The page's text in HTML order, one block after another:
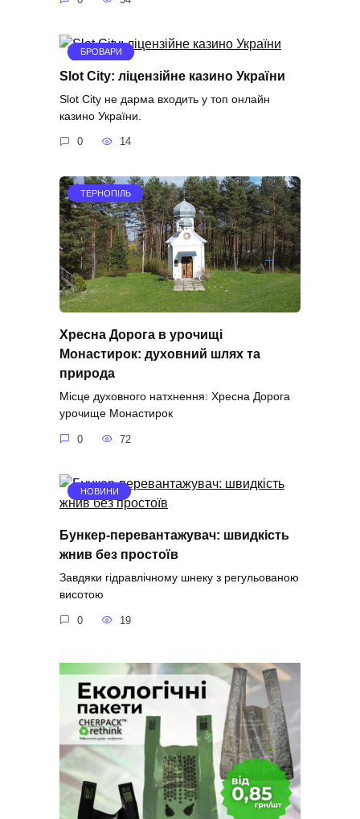
БРОВАРИ
Slot City: ліцензійне казино України
Slot City не дарма входить у топ онлайн
казино України.
0 14
ТЕРНОПІЛЬ
Хресна Дорога в урочищі
Монастирок: духовний шлях та
природа
Місце духовного натхнення: Хресна Дорога
урочище Монастирок
0 72
НОВИНИ
Бункер-перевантажувач: швидкість
жнив без простоїв
Завдяки гідравлічному шнеку з регульованою
висотою
0 19